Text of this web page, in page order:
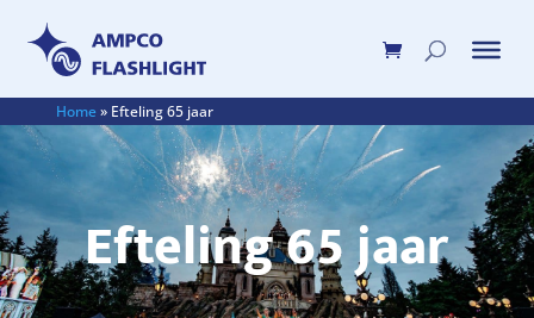
Home» Efteling 65 jaar
Efteling 65 jaar